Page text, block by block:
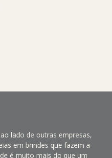
lado de outras empresas,
em brindes que fazem a
é muito mais do que um